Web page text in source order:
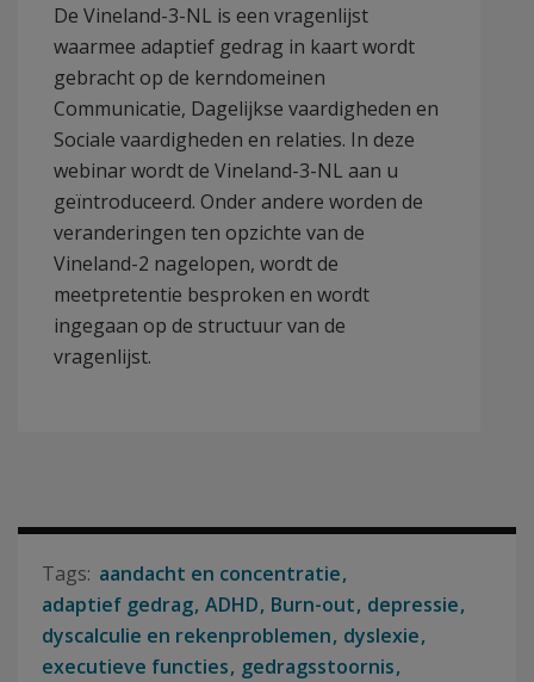
De Vineland-3-NL is een vragenlijst
waarmee adaptief gedrag in kaart wordt
gebracht op de kerndomeinen
Communicatie, Dagelijkse vaardigheden en
Sociale vaardigheden en relaties. In deze
webinar wordt de Vineland-3-NL aan u
geïntroduceerd. Onder andere worden de
veranderingen ten opzichte van de
Vineland-2 nagelopen, wordt de
meetpretentie besproken en wordt
ingegaan op de structuur van de
vragenlijst.
aandacht en concentratie
adaptief gedrag ADHD Burn-out depressie
dyscalculie en rekenproblemen dyslexie
executieve functies gedragsstoornis